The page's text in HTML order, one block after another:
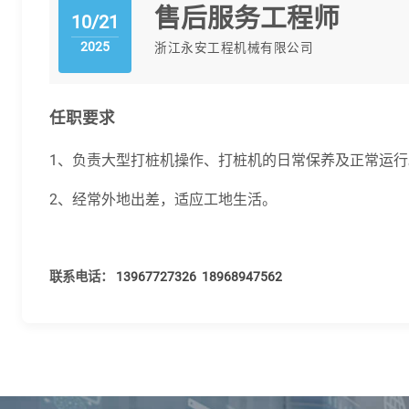
10/21
2025
售后服务工程师
浙江永安工程机械有限公司
任职要求
1、负责大型打桩机操作、打桩机的日常保养及正常运
2、经常外地出差，适应工地生活。
联系电话： 13967727326 18968947562